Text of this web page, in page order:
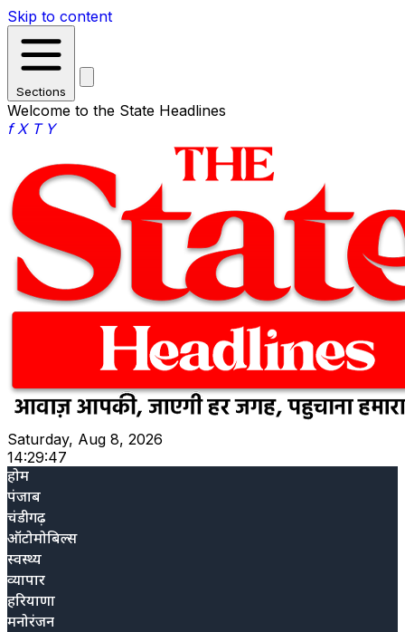
Skip to content
Sections
Welcome to the State Headlines
f X T Y
Saturday, Aug 8, 2026
14:29:48
होम
पंजाब
चंडीगढ़
ऑटोमोबिल्स
स्वस्थ्य
व्यापार
हरियाणा
मनोरंजन